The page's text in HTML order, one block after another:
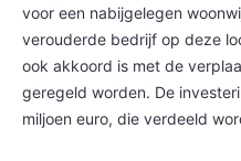
voor een nabijgelegen
verouderde bedrijf op deze
ook akkoord is met de
geregeld worden. De
miljoen euro, die verdeeld